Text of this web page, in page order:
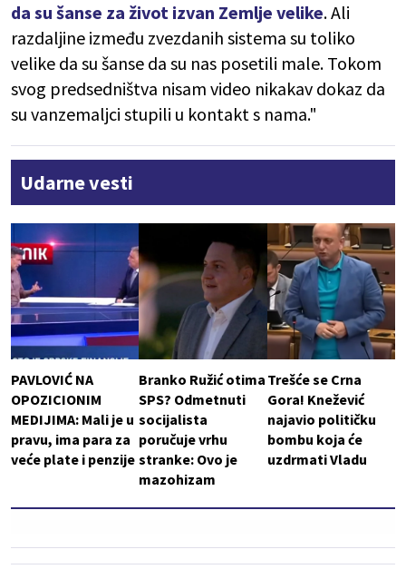
da su šanse za život izvan Zemlje velike. Ali
razdaljine između zvezdanih sistema su toliko
velike da su šanse da su nas posetili male. Tokom
svog predsedništva nisam video nikakav dokaz da
su vanzemaljci stupili u kontakt s nama."
Udarne vesti
PAVLOVIĆ NA
OPOZICIONIM
MEDIJIMA: Mali je u
pravu, ima para za
veće plate i penzije
Branko Ružić otima
SPS? Odmetnuti
socijalista
poručuje vrhu
stranke: Ovo je
mazohizam
Trešće se Crna
Gora! Knežević
najavio političku
bombu koja će
uzdrmati Vladu